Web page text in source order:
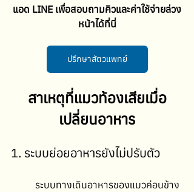
แอด LINE เพื่อสอบถามคิวและค่าใช้จ่ายล่วง
หน้าได้ที่นี่
ปรึกษาสัตวแพทย์
สาเหตุที่แมวท้องเสียเมื่อ
เปลี่ยนอาหาร
1. ระบบย่อยอาหารยังไม่ปรับตัว